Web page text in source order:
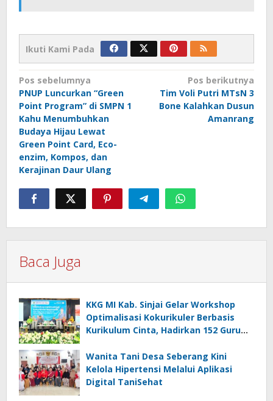
Ikuti Kami Pada
Navigasi
pos
Pos sebelumnya
PNUP Luncurkan “Green
Point Program” di SMPN 1
Kahu Menumbuhkan
Budaya Hijau Lewat
Green Point Card, Eco-
enzim, Kompos, dan
Kerajinan Daur Ulang
Pos berikutnya
Tim Voli Putri MTsN 3
Bone Kalahkan Dusun
Amanrang
Baca Juga
KKG MI Kab. Sinjai Gelar Workshop
Optimalisasi Kokurikuler Berbasis
Kurikulum Cinta, Hadirkan 152 Guru
Wanita Tani Desa Seberang Kini
Kelola Hipertensi Melalui Aplikasi
Digital TaniSehat